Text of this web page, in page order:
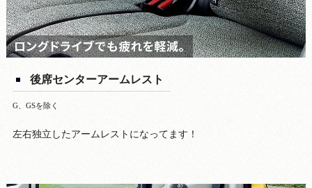
後席センターアームレスト
G、GSを除く
左右独立したアームレストになってます！